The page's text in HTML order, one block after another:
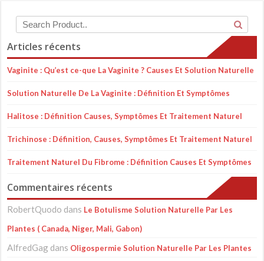
Articles récents
Vaginite : Qu’est ce-que La Vaginite ? Causes Et Solution Naturelle
Solution Naturelle De La Vaginite : Définition Et Symptômes
Halitose : Définition Causes, Symptômes Et Traitement Naturel
Trichinose : Définition, Causes, Symptômes Et Traitement Naturel
Traitement Naturel Du Fibrome : Définition Causes Et Symptômes
Commentaires récents
RobertQuodo dans Le Botulisme Solution Naturelle Par Les
Plantes ( Canada, Niger, Mali, Gabon)
AlfredGag dans Oligospermie Solution Naturelle Par Les Plantes